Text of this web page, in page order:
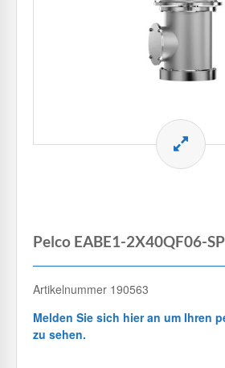
Pelco EABE1-2X40QF06-
Artikelnummer 190563
Melden Sie sich hier an um Ihren
zu sehen.